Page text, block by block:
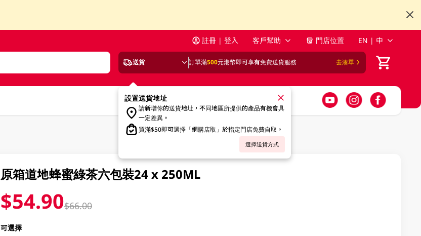
註冊 | 登入 客戶幫助 門店位置 EN | 中
送貨 訂單滿500元港幣即可享有免費送貨服務 去湊單
設置送貨地址
請新增你的送貨地址，不同地區所提供的產品有機會具
一定差異。
買滿$50即可選擇「網購店取」於指定門店免費自取。
選擇送貨方式
原箱道地蜂蜜綠茶六包裝24 x 250ML
$54.90$66.00
可選擇